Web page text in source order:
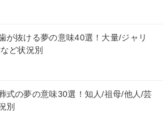
が抜ける夢の意味40選！大量/ジャリ
ど状況別
式の夢の意味30選！知人/祖母/他人/芸
別